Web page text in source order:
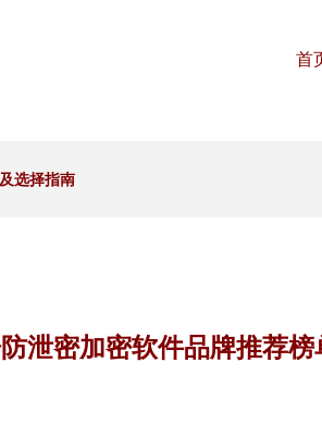
首
选择指南
泄密加密软件品牌推荐